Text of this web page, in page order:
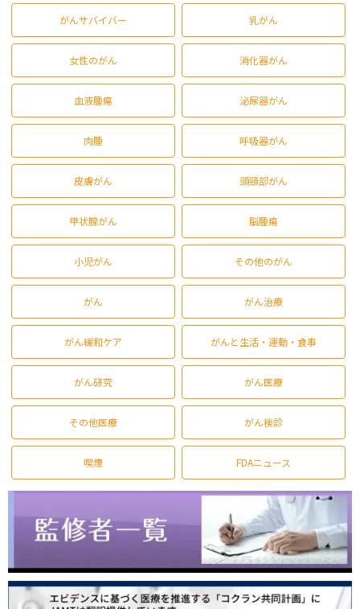
がんサバイバー 乳がん
女性のがん 消化器がん
血液腫瘍 泌尿器がん
肉腫 呼吸器がん
皮膚がん 頭頸部がん
甲状腺がん 脳腫瘍
小児がん その他のがん
がん がん治療
がん緩和ケア がんと生活・運動・食事
がん研究 がん医療
その他医療 がん検診
喫煙 FDAニュース